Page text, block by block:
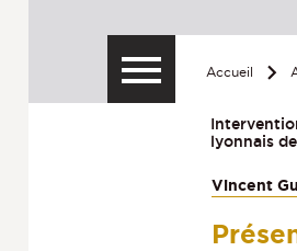
Accueil
lyonnais
Vincent